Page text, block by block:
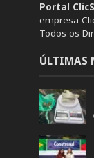
Portal
empresa
Todos os
ÚLTIMAS